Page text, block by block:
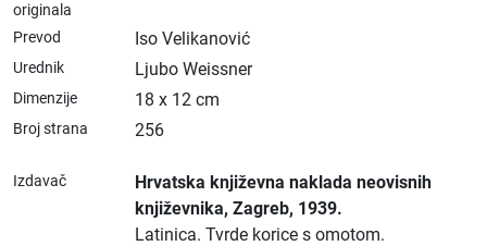
originala
Prevod Iso Velikanović
Urednik Ljubo Weissner
Dimenzije 18 x 12 cm
Broj strana 256
Izdavač
Hrvatska književna naklada neovisnih
književnika, Zagreb, 1939.
Latinica. Tvrde korice s omotom.